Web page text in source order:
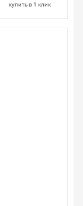
купить в 1 клик